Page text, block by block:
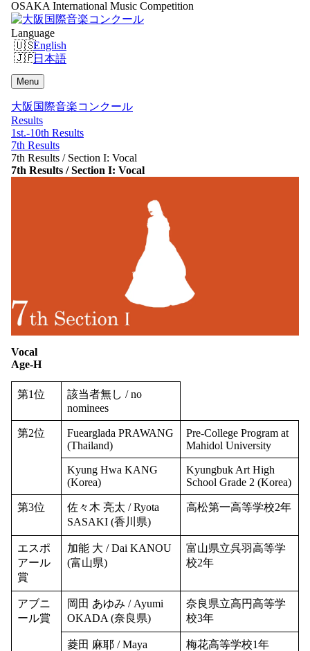
OSAKA International Music Competition
Language
English
日本語
Menu
大阪国際音楽コンクール
Results
1st.-10th Results
7th Results
7th Results / Section I: Vocal
7th Results / Section I: Vocal
Vocal
Age-H
第1位
該当者無し / no
nominees
第2位
Fuearglada PRAWANG
(Thailand)
Pre-College Program at
Mahidol University
Kyung Hwa KANG
(Korea)
Kyungbuk Art High
School Grade 2 (Korea)
第3位
佐々木 亮太 / Ryota
SASAKI (香川県)
高松第一高等学校2年
エスポ
アール
賞
加能 大 / Dai KANOU
(富山県)
富山県立呉羽高等学
校2年
アブニ
ール賞
岡田 あゆみ / Ayumi
OKADA (奈良県)
奈良県立高円高等学
校3年
菱田 麻耶 / Maya
梅花高等学校1年